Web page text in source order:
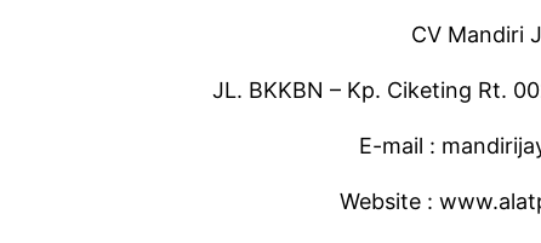
CV Mandiri
JL. BKKBN – Kp. Ciketing Rt.
E-mail :
Website :